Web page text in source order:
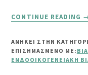
CONTINUE READING
ΑΝΗΚΕΙ ΣΤΗΝ
ΕΠΙΣΗΜΑΣΜΈΝΟ ΜΕ:
ΕΝΔΟΟΙΚΟΓΕΝΕΙΑΚΉ